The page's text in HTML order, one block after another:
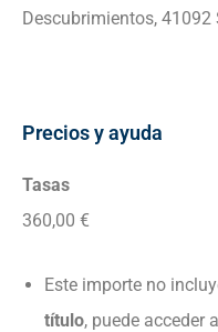
Descubrimientos, 41092
Precios y ayuda
Tasas
360,00 €
Este importe no
título, puede acceder